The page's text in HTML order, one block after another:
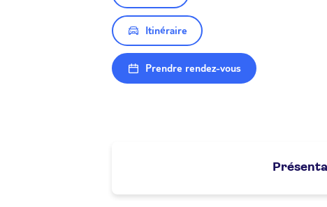
Itinéraire
Prendre rendez-vous